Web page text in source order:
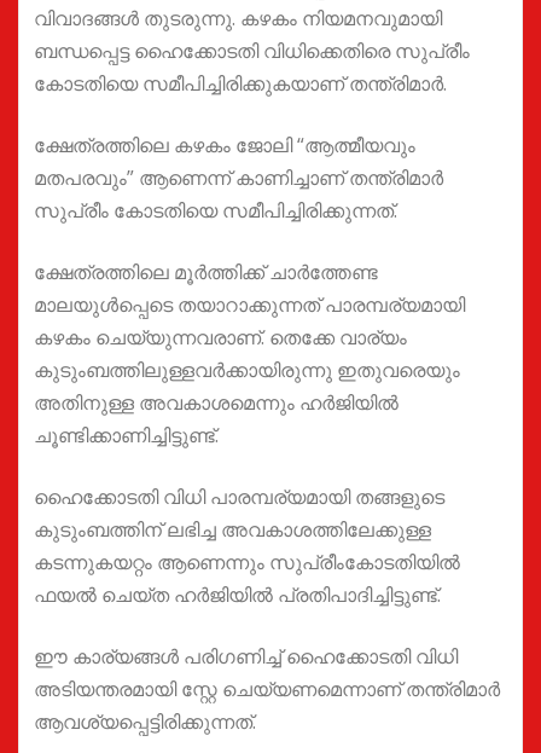
വിവാദങ്ങൾ തുടരുന്നു. കഴകം നിയമനവുമായി
ബന്ധപ്പെട്ട ഹൈക്കോടതി വിധിക്കെതിരെ സുപ്രീം
കോടതിയെ സമീപിച്ചിരിക്കുകയാണ് തന്ത്രിമാർ.
ക്ഷേത്രത്തിലെ കഴകം ജോലി “ആത്മീയവും
മതപരവും” ആണെന്ന് കാണിച്ചാണ് തന്ത്രിമാർ
സുപ്രീം കോടതിയെ സമീപിച്ചിരിക്കുന്നത്.
ക്ഷേത്രത്തിലെ മൂർത്തിക്ക് ചാർത്തേണ്ട
മാലയുൾപ്പെടെ തയാറാക്കുന്നത് പാരമ്പര്യമായി
കഴകം ചെയ്യുന്നവരാണ്. തെക്കേ വാര്യം
കുടുംബത്തിലുള്ളവർക്കായിരുന്നു ഇതുവരെയും
അതിനുള്ള അവകാശമെന്നും ഹർജിയിൽ
ചൂണ്ടിക്കാണിച്ചിട്ടുണ്ട്.
ഹൈക്കോടതി വിധി പാരമ്പര്യമായി തങ്ങളുടെ
കുടുംബത്തിന് ലഭിച്ച അവകാശത്തിലേക്കുള്ള
കടന്നുകയറ്റം ആണെന്നും സുപ്രീംകോടതിയിൽ
ഫയൽ ചെയ്ത ഹർജിയിൽ പ്രതിപാദിച്ചിട്ടുണ്ട്.
ഈ കാര്യങ്ങൾ പരിഗണിച്ച് ഹൈക്കോടതി വിധി
അടിയന്തരമായി സ്റ്റേ ചെയ്യണമെന്നാണ് തന്ത്രിമാർ
ആവശ്യപ്പെട്ടിരിക്കുന്നത്.